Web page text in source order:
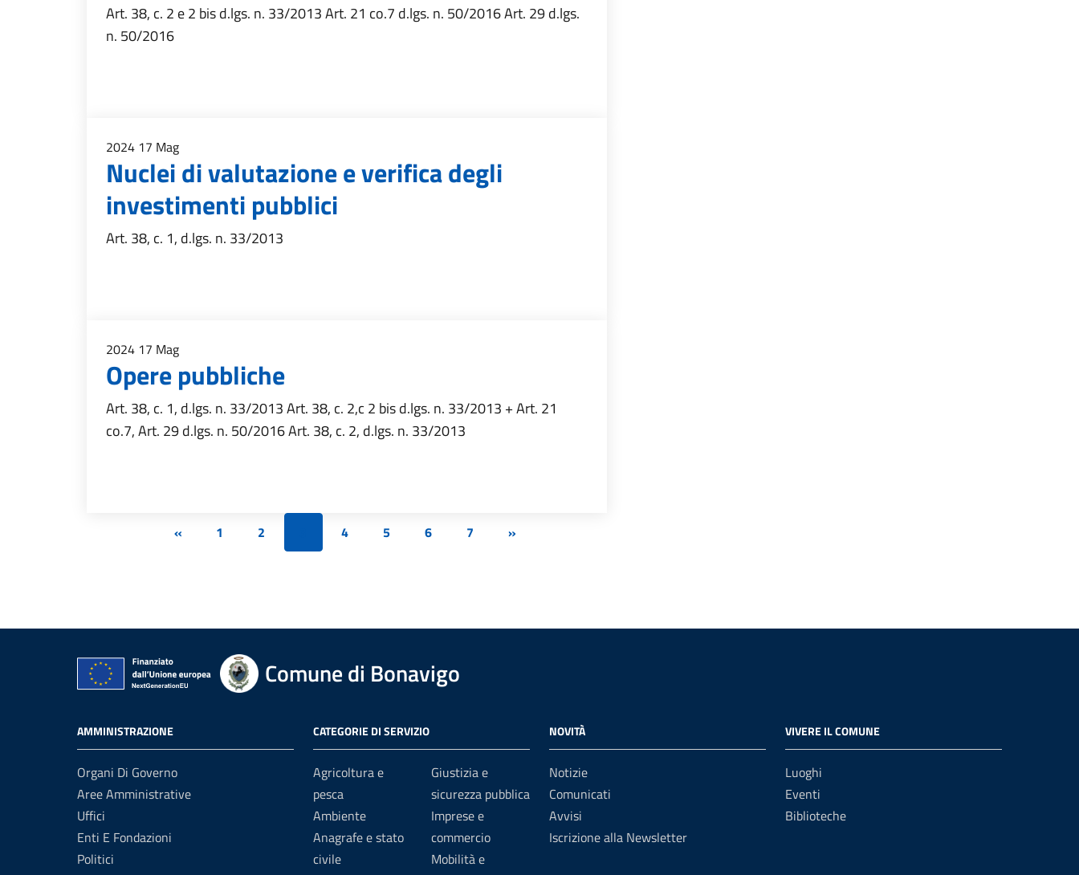
Art. 38, c. 2 e 2 bis d.lgs. n. 33/2013 Art. 21 co.7 d.lgs. n. 50/2016 Art. 29 d.lgs.
n. 50/2016
2024 17 Mag
Nuclei di valutazione e verifica degli
investimenti pubblici
Art. 38, c. 1, d.lgs. n. 33/2013
2024 17 Mag
Opere pubbliche
Art. 38, c. 1, d.lgs. n. 33/2013 Art. 38, c. 2,c 2 bis d.lgs. n. 33/2013 + Art. 21
co.7, Art. 29 d.lgs. n. 50/2016 Art. 38, c. 2, d.lgs. n. 33/2013
« 1 2 4 5 6 7 »
Comune di Bonavigo
AMMINISTRAZIONE
Organi Di Governo
Aree Amministrative
Uffici
Enti E Fondazioni
Politici
CATEGORIE DI SERVIZIO
Agricoltura e
pesca
Ambiente
Anagrafe e stato
civile
Giustizia e
sicurezza pubblica
Imprese e
commercio
Mobilità e
NOVITÀ
Notizie
Comunicati
Avvisi
Iscrizione alla Newsletter
VIVERE IL COMUNE
Luoghi
Eventi
Biblioteche